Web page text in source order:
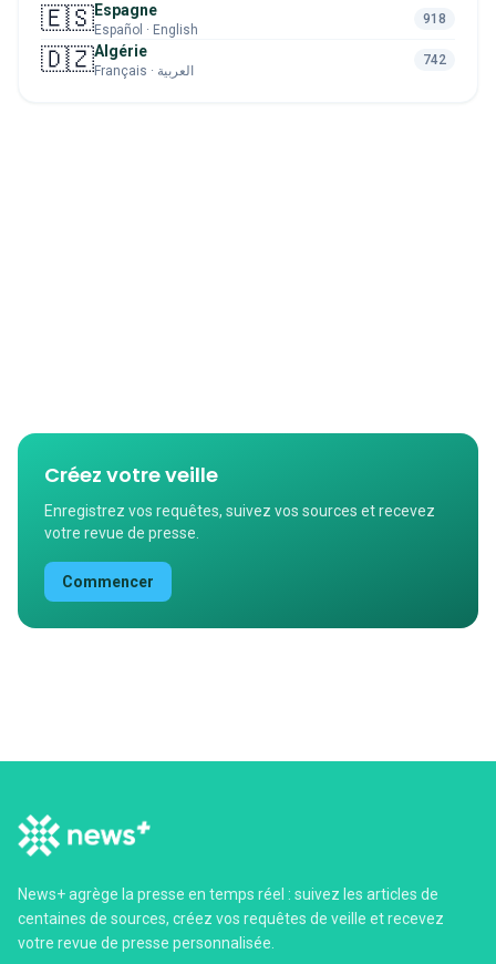
🇪🇸Espagne
Español · English
918
🇩🇿Algérie
Français · العربية
742
Créez votre veille
Enregistrez vos requêtes, suivez vos sources et recevez
votre revue de presse.
Commencer
News+ agrège la presse en temps réel : suivez les articles de
centaines de sources, créez vos requêtes de veille et recevez
votre revue de presse personnalisée.